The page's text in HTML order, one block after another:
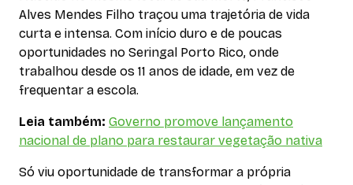
Alves Mendes Filho traçou uma trajetória de vida
curta e intensa. Com início duro e de poucas
oportunidades no Seringal Porto Rico, onde
trabalhou desde os 11 anos de idade, em vez de
frequentar a escola.
Leia também: Governo promove lançamento
nacional de plano para restaurar vegetação nativa
Só viu oportunidade de transformar a própria